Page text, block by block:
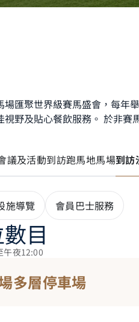
場匯聚世界級賽馬盛會，每年
視野及貼心餐飲服務。​ 於非
議及活動到訪跑馬地馬場到訪
施導覽 會員巴士服務
目
午夜12:00
多層停車場